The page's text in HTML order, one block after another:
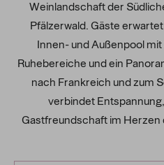
Weinlandschaft der
Pfälzerwald. Gäste
Innen- und Außenpool mit
Ruhebereiche und ein
nach Frankreich und zum
verbindet
Gastfreundschaft im Herzen